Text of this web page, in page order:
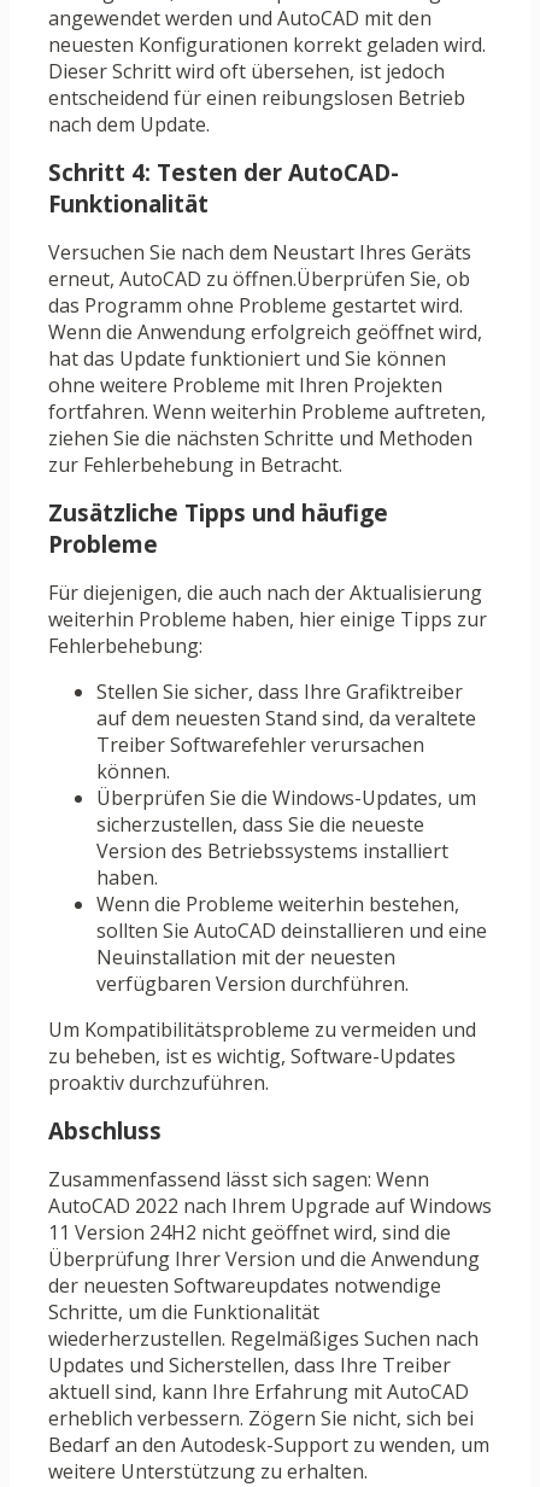
angewendet werden und AutoCAD mit den
neuesten Konfigurationen korrekt geladen wird.
Dieser Schritt wird oft übersehen, ist jedoch
entscheidend für einen reibungslosen Betrieb
nach dem Update.
Schritt 4: Testen der AutoCAD-
Funktionalität
Versuchen Sie nach dem Neustart Ihres Geräts
erneut, AutoCAD zu öffnen.Überprüfen Sie, ob
das Programm ohne Probleme gestartet wird.
Wenn die Anwendung erfolgreich geöffnet wird,
hat das Update funktioniert und Sie können
ohne weitere Probleme mit Ihren Projekten
fortfahren. Wenn weiterhin Probleme auftreten,
ziehen Sie die nächsten Schritte und Methoden
zur Fehlerbehebung in Betracht.
Zusätzliche Tipps und häufige
Probleme
Für diejenigen, die auch nach der Aktualisierung
weiterhin Probleme haben, hier einige Tipps zur
Fehlerbehebung:
Stellen Sie sicher, dass Ihre Grafiktreiber
auf dem neuesten Stand sind, da veraltete
Treiber Softwarefehler verursachen
können.
Überprüfen Sie die Windows-Updates, um
sicherzustellen, dass Sie die neueste
Version des Betriebssystems installiert
haben.
Wenn die Probleme weiterhin bestehen,
sollten Sie AutoCAD deinstallieren und eine
Neuinstallation mit der neuesten
verfügbaren Version durchführen.
Um Kompatibilitätsprobleme zu vermeiden und
zu beheben, ist es wichtig, Software-Updates
proaktiv durchzuführen.
Abschluss
Zusammenfassend lässt sich sagen: Wenn
AutoCAD 2022 nach Ihrem Upgrade auf Windows
11 Version 24H2 nicht geöffnet wird, sind die
Überprüfung Ihrer Version und die Anwendung
der neuesten Softwareupdates notwendige
Schritte, um die Funktionalität
wiederherzustellen. Regelmäßiges Suchen nach
Updates und Sicherstellen, dass Ihre Treiber
aktuell sind, kann Ihre Erfahrung mit AutoCAD
erheblich verbessern. Zögern Sie nicht, sich bei
Bedarf an den Autodesk-Support zu wenden, um
weitere Unterstützung zu erhalten.